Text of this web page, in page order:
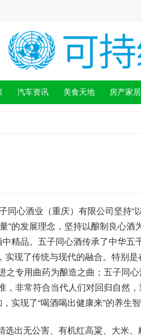
汽车资讯 美食天地 房产家居
心酒业（重庆）有限公司坚持“以
”的发展理念，坚持以酿制良心酒
精品。五子同心酒传承了中华五
现了传统与现代的融合。特别是
之专用曲药为酿造之曲；五子同
，非常符合当代人们对回归自然
实现了“喝酒喝出健康来”的养生智
出无公害、有机红高粱、大米、